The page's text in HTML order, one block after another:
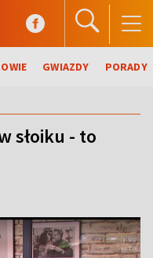
GWIAZDY PORADY
słoiku - to